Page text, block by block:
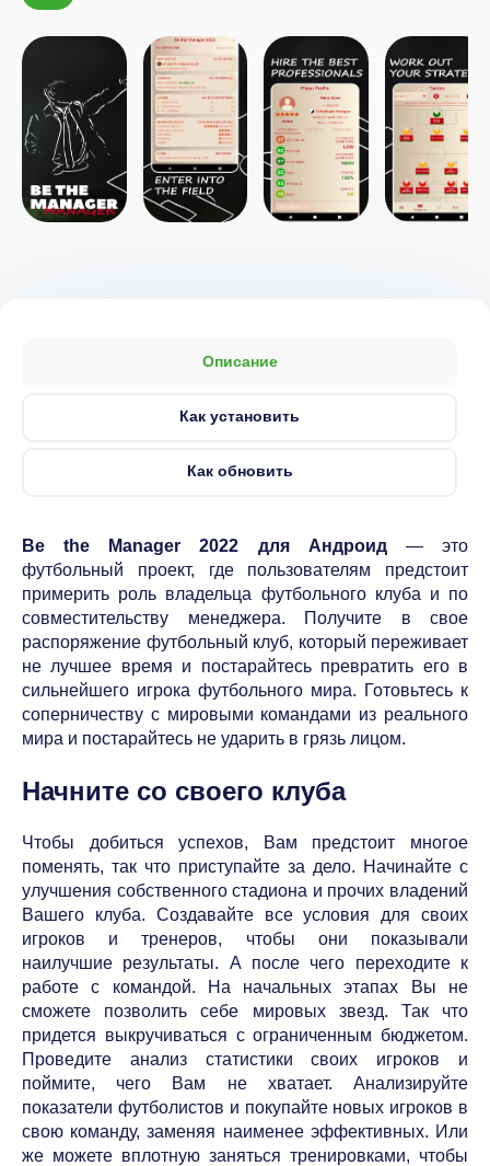
Описание
Как установить
Как обновить
Be the Manager 2022 для Андроид— это
футбольный проект, где пользователям предстоит
примерить роль владельца футбольного клуба и по
совместительству менеджера. Получите в свое
распоряжение футбольный клуб, который переживает
не лучшее время и постарайтесь превратить его в
сильнейшего игрока футбольного мира. Готовьтесь к
соперничеству с мировыми командами из реального
мира и постарайтесь не ударить в грязь лицом.
Начните со своего клуба
Чтобы добиться успехов, Вам предстоит многое
поменять, так что приступайте за дело. Начинайте с
улучшения собственного стадиона и прочих владений
Вашего клуба. Создавайте все условия для своих
игроков и тренеров, чтобы они показывали
наилучшие результаты. А после чего переходите к
работе с командой. На начальных этапах Вы не
сможете позволить себе мировых звезд. Так что
придется выкручиваться с ограниченным бюджетом.
Проведите анализ статистики своих игроков и
поймите, чего Вам не хватает. Анализируйте
показатели футболистов и покупайте новых игроков в
свою команду, заменяя наименее эффективных. Или
же можете вплотную заняться тренировками, чтобы